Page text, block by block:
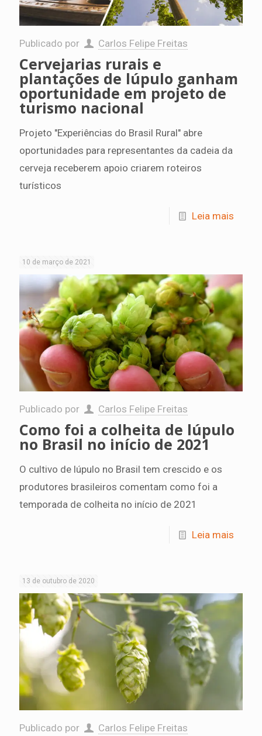
Publicado por Carlos Felipe Freitas
Cervejarias rurais e
plantações de lúpulo ganham
oportunidade em projeto de
turismo nacional
Projeto "Experiências do Brasil Rural" abre
oportunidades para representantes da cadeia da
cerveja receberem apoio criarem roteiros
turísticos
Leia mais
10 de março de 2021
Publicado por Carlos Felipe Freitas
Como foi a colheita de lúpulo
no Brasil no início de 2021
O cultivo de lúpulo no Brasil tem crescido e os
produtores brasileiros comentam como foi a
temporada de colheita no início de 2021
Leia mais
13 de outubro de 2020
Publicado por Carlos Felipe Freitas